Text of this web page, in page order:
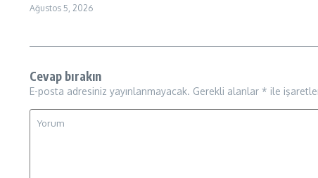
Ağustos 5, 2026
Cevap bırakın
E-posta adresiniz yayınlanmayacak. Gerekli alanlar * ile